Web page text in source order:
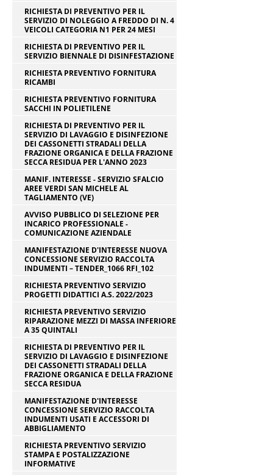
RICHIESTA DI PREVENTIVO PER IL
SERVIZIO DI NOLEGGIO A FREDDO DI N. 4
VEICOLI CATEGORIA N1 PER 24 MESI
RICHIESTA DI PREVENTIVO PER IL
SERVIZIO BIENNALE DI DISINFESTAZIONE
RICHIESTA PREVENTIVO FORNITURA
RICAMBI
RICHIESTA PREVENTIVO FORNITURA
SACCHI IN POLIETILENE
RICHIESTA DI PREVENTIVO PER IL
SERVIZIO DI LAVAGGIO E DISINFEZIONE
DEI CASSONETTI STRADALI DELLA
FRAZIONE ORGANICA E DELLA FRAZIONE
SECCA RESIDUA PER L'ANNO 2023
MANIF. INTERESSE - SERVIZIO SFALCIO
AREE VERDI SAN MICHELE AL
TAGLIAMENTO (VE)
AVVISO PUBBLICO DI SELEZIONE PER
INCARICO PROFESSIONALE -
COMUNICAZIONE AZIENDALE
MANIFESTAZIONE D'INTERESSE NUOVA
CONCESSIONE SERVIZIO RACCOLTA
INDUMENTI – TENDER_1066 RFI_102
RICHIESTA PREVENTIVO SERVIZIO
PROGETTI DIDATTICI A.S. 2022/2023
RICHIESTA PREVENTIVO SERVIZIO
RIPARAZIONE MEZZI DI MASSA INFERIORE
A 35 QUINTALI
RICHIESTA DI PREVENTIVO PER IL
SERVIZIO DI LAVAGGIO E DISINFEZIONE
DEI CASSONETTI STRADALI DELLA
FRAZIONE ORGANICA E DELLA FRAZIONE
SECCA RESIDUA
MANIFESTAZIONE D'INTERESSE
CONCESSIONE SERVIZIO RACCOLTA
INDUMENTI USATI E ACCESSORI DI
ABBIGLIAMENTO
RICHIESTA PREVENTIVO SERVIZIO
STAMPA E POSTALIZZAZIONE
INFORMATIVE